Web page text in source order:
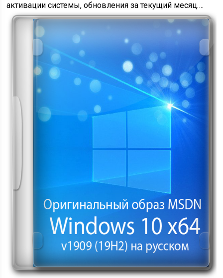
активации системы, обновления за текущий месяц….